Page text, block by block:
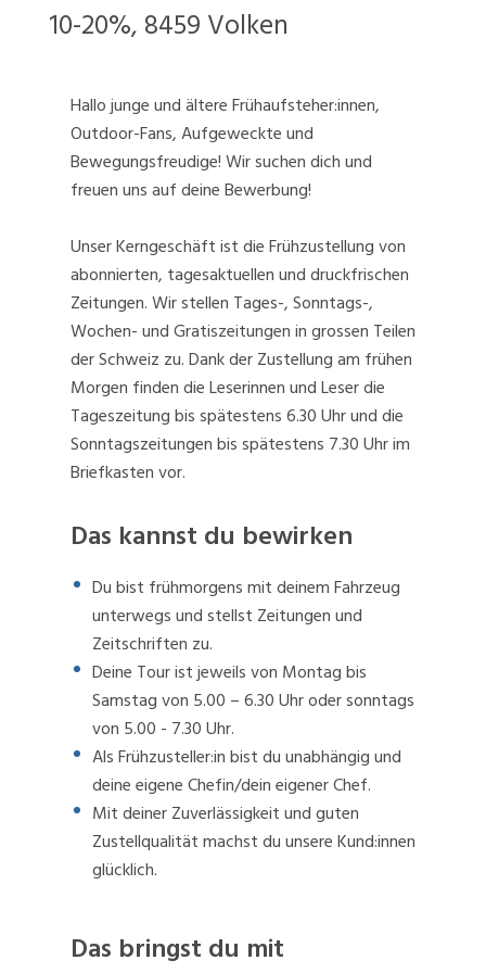
10-20%, 8459 Volken
Hallo junge und ältere Frühaufsteher:innen,
Outdoor-Fans, Aufgeweckte und
Bewegungsfreudige! Wir suchen dich und
freuen uns auf deine Bewerbung!
Unser Kerngeschäft ist die Frühzustellung von
abonnierten, tagesaktuellen und druckfrischen
Zeitungen. Wir stellen Tages-, Sonntags-,
Wochen- und Gratiszeitungen in grossen Teilen
der Schweiz zu. Dank der Zustellung am frühen
Morgen finden die Leserinnen und Leser die
Tageszeitung bis spätestens 6.30 Uhr und die
Sonntagszeitungen bis spätestens 7.30 Uhr im
Briefkasten vor.
Das kannst du bewirken
Du bist frühmorgens mit deinem Fahrzeug
unterwegs und stellst Zeitungen und
Zeitschriften zu.
Deine Tour ist jeweils von Montag bis
Samstag von 5.00 – 6.30 Uhr oder sonntags
von 5.00 - 7.30 Uhr.
Als Frühzusteller:in bist du unabhängig und
deine eigene Chefin/dein eigener Chef.
Mit deiner Zuverlässigkeit und guten
Zustellqualität machst du unsere Kund:innen
glücklich.
Das bringst du mit